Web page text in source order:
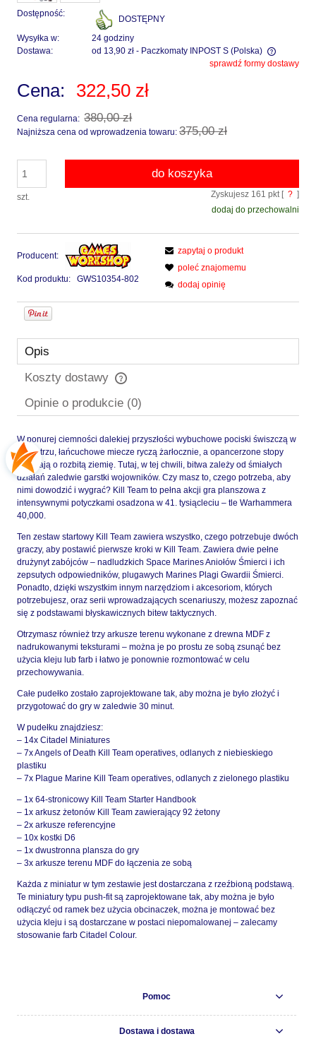
Dostępność:
DOSTĘPNY
Wysyłka w:
24 godziny
Dostawa:
od 13,90 zł - Paczkomaty INPOST S (Polska)
Cena nie zawiera ewentualnych kosztów płatnościsprawdź formy dostawy
Cena: 322,50 zł
Cena regularna: 380,00 zł
Najniższa cena od wprowadzenia towaru: 375,00 zł
szt.
do koszyka
Zyskujesz 161 pkt [ ? ]
dodaj do przechowalni
Producent:
Kod produktu: GWS10354-802
zapytaj o produkt
poleć znajomemu
dodaj opinię
Opis
Koszty dostawy
Cena nie zawiera ewentualnych kosztów płatności
Opinie o produkcie (0)
W ponurej ciemności dalekiej przyszłości wybuchowe pociski świszczą w
powietrzu, łańcuchowe miecze ryczą żarłocznie, a opancerzone stopy
uderzają o rozbitą ziemię. Tutaj, w tej chwili, bitwa zależy od śmiałych
działań zaledwie garstki wojowników. Czy masz to, czego potrzeba, aby
nimi dowodzić i wygrać? Kill Team to pełna akcji gra planszowa z
intensywnymi potyczkami osadzona w 41. tysiącleciu – tle Warhammera
40,000.
Ten zestaw startowy Kill Team zawiera wszystko, czego potrzebuje dwóch
graczy, aby postawić pierwsze kroki w Kill Team. Zawiera dwie pełne
drużynyt zabójców – nadludzkich Space Marines Aniołów Śmierci i ich
zepsutych odpowiedników, plugawych Marines Plagi Gwardii Śmierci.
Ponadto, dzięki wszystkim innym narzędziom i akcesoriom, których
potrzebujesz, oraz serii wprowadzających scenariuszy, możesz zapoznać
się z podstawami błyskawicznych bitew taktycznych.
Otrzymasz również trzy arkusze terenu wykonane z drewna MDF z
nadrukowanymi teksturami – można je po prostu ze sobą zsunąć bez
użycia kleju lub farb i łatwo je ponownie rozmontować w celu
przechowywania.
Całe pudełko zostało zaprojektowane tak, aby można je było złożyć i
przygotować do gry w zaledwie 30 minut.
W pudełku znajdziesz:
– 14x Citadel Miniatures
– 7x Angels of Death Kill Team operatives, odlanych z niebieskiego
plastiku
– 7x Plague Marine Kill Team operatives, odlanych z zielonego plastiku
– 1x 64-stronicowy Kill Team Starter Handbook
– 1x arkusz żetonów Kill Team zawierający 92 żetony
– 2x arkusze referencyjne
– 10x kostki D6
– 1x dwustronna plansza do gry
– 3x arkusze terenu MDF do łączenia ze sobą
Każda z miniatur w tym zestawie jest dostarczana z rzeźbioną podstawą.
Te miniatury typu push-fit są zaprojektowane tak, aby można je było
odłączyć od ramek bez użycia obcinaczek, można je montować bez
użycia kleju i są dostarczane w postaci niepomalowanej – zalecamy
stosowanie farb Citadel Colour.
Pomoc
Dostawa i dostawa